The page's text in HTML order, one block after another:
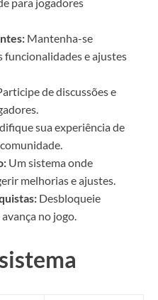
Mantenha-se
funcionalidades e ajustes
de discussões e
sua experiência de
Um sistema onde
melhorias e ajustes.
Desbloqueie
no jogo.